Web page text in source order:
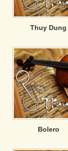
Thuy Dung
Bolero